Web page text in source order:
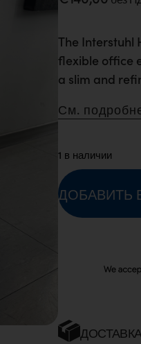
The Interstuhl
flexible office
a slim and
См.
1 в наличии
ДОБАВИТЬ